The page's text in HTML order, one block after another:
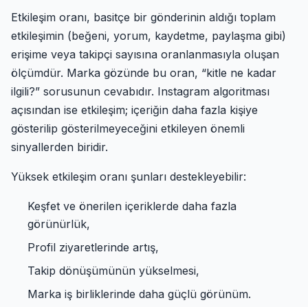
Etkileşim oranı, basitçe bir gönderinin aldığı toplam
etkileşimin (beğeni, yorum, kaydetme, paylaşma gibi)
erişime veya takipçi sayısına oranlanmasıyla oluşan
ölçümdür. Marka gözünde bu oran, “kitle ne kadar
ilgili?” sorusunun cevabıdır. Instagram algoritması
açısından ise etkileşim; içeriğin daha fazla kişiye
gösterilip gösterilmeyeceğini etkileyen önemli
sinyallerden biridir.
Yüksek etkileşim oranı şunları destekleyebilir:
Keşfet ve önerilen içeriklerde daha fazla
görünürlük,
Profil ziyaretlerinde artış,
Takip dönüşümünün yükselmesi,
Marka iş birliklerinde daha güçlü görünüm.